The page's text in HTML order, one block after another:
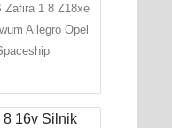
Zafira 1 8 Z18xe
Allegro Opel